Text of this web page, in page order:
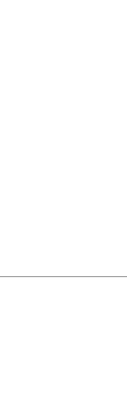
รองผล อันดับ
และดีที่สุด ไม่
ตัวจริง